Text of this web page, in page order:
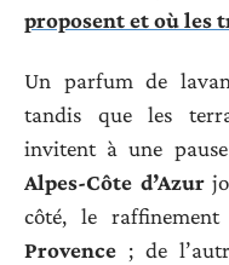
proposent et où les
Un parfum de
tandis que les
invitent à une
Alpes-Côte d’Azur
côté, le
Provence ; de